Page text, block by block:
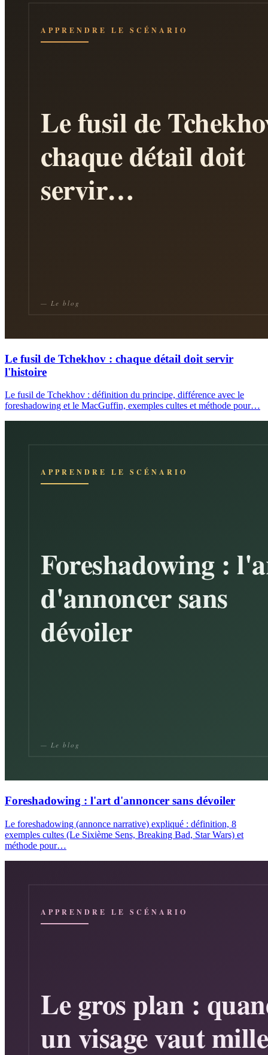
Le fusil de Tchekhov : chaque détail doit servir
l'histoire
Le fusil de Tchekhov : définition du principe, différence avec le
foreshadowing et le MacGuffin, exemples cultes et méthode pour…
Foreshadowing : l'art d'annoncer sans dévoiler
Le foreshadowing (annonce narrative) expliqué : définition, 8
exemples cultes (Le Sixième Sens, Breaking Bad, Star Wars) et
méthode pour…